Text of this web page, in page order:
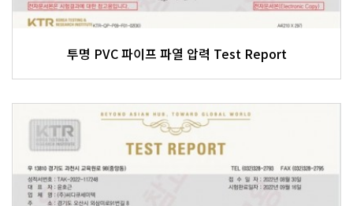
투명 PVC 파이프 파열 압력 Test Report